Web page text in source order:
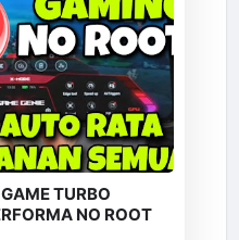
TURBO
NO ROOT